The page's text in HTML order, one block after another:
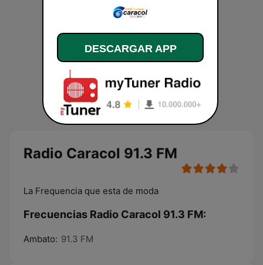
Radio Caracol 91.3 FM
La Frequencia que esta de moda
Frecuencias Radio Caracol 91.3 FM:
Ambato: 91.3 FM
DESCARGAR APP